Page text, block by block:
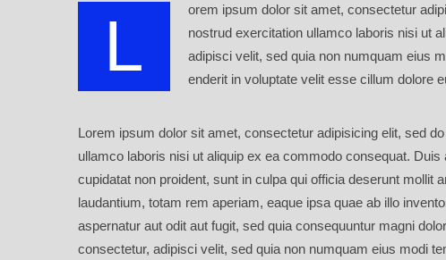
L
orem ipsum dolor sit amet, consectetur
nostrud exercitation ullamco laboris nisi ut
adipisci velit, sed quia non numquam eius
enderit in voluptate velit esse cillum dolore
Lorem ipsum dolor sit amet, consectetur adipisicing elit, sed
ullamco laboris nisi ut aliquip ex ea commodo consequat.
cupidatat non proident, sunt in culpa qui officia deserunt
laudantium, totam rem aperiam, eaque ipsa quae ab illo
aspernatur aut odit aut fugit, sed quia consequuntur magni
consectetur, adipisci velit, sed quia non numquam eius modi